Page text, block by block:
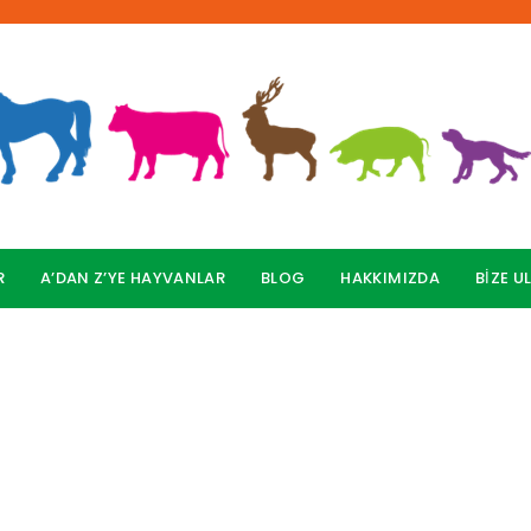
A’DAN Z’YE HAYVANLAR BLOG HAKKIMIZDA BİZE